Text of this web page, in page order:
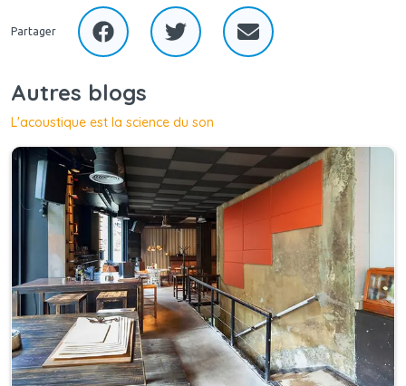
Partager
Autres blogs
L'acoustique est la science du son